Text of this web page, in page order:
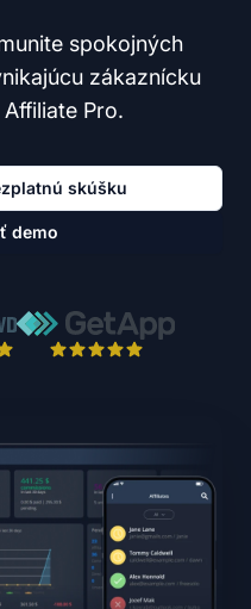
spokojných
zákaznícku
Pro.
skúšku
demo